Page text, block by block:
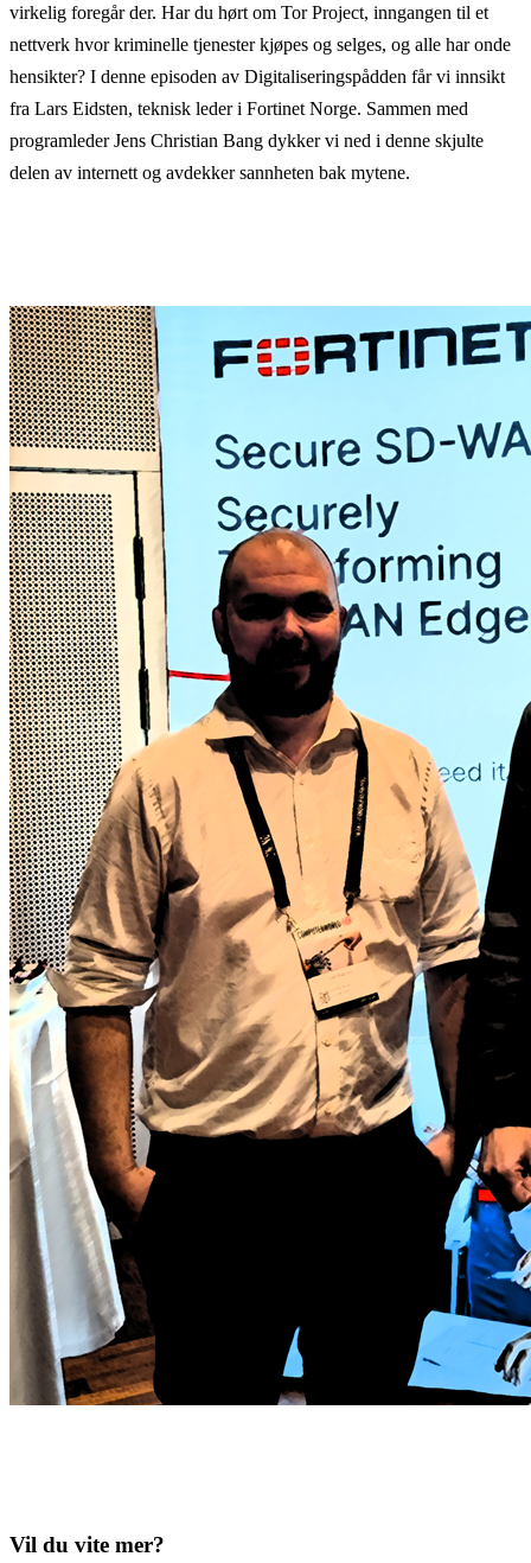
virkelig foregår der. Har du hørt om Tor Project, inngangen til et
nettverk hvor kriminelle tjenester kjøpes og selges, og alle har onde
hensikter? I denne episoden av Digitaliseringspådden får vi innsikt
fra Lars Eidsten, teknisk leder i Fortinet Norge. Sammen med
programleder Jens Christian Bang dykker vi ned i denne skjulte
delen av internett og avdekker sannheten bak mytene.
Vil du vite mer?